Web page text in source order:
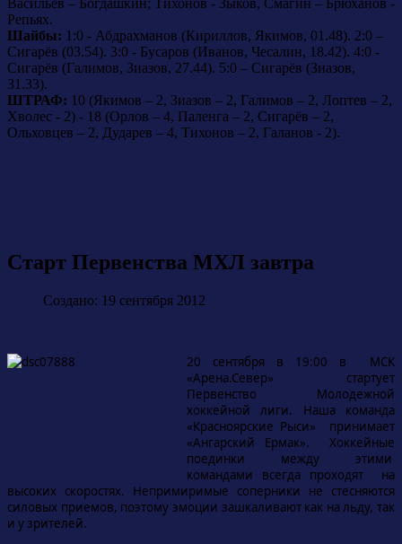
Репьях.
Шайбы: 1:0 - Абдрахманов (Кириллов, Якимов, 01.48). 2:0 –
Сигарёв (03.54). 3:0 - Бусаров (Иванов, Чесалин, 18.42). 4:0 -
Сигарёв (Галимов, Зиазов, 27.44). 5:0 – Сигарёв (Зиазов,
31.33).
ШТРАФ: 10 (Якимов – 2, Зиазов – 2, Галимов – 2, Лоптев – 2,
Хволес - 2) - 18 (Орлов – 4, Паленга – 2, Сигарёв – 2,
Ольховцев – 2, Дударев – 4, Тихонов – 2, Галанов - 2).
Старт Первенства МХЛ завтра
Создано: 19 сентября 2012
20 сентября в 19:00 в МСК
«Арена.Север» стартует
Первенство Молодежной
хоккейной лиги. Наша команда
«Красноярские Рыси» принимает
«Ангарский Ермак». Хоккейные
поединки между этими
командами всегда проходят на
высоких скоростях. Непримиримые соперники не стесняются
силовых приемов, поэтому эмоции зашкаливают как на льду, так
и у зрителей.